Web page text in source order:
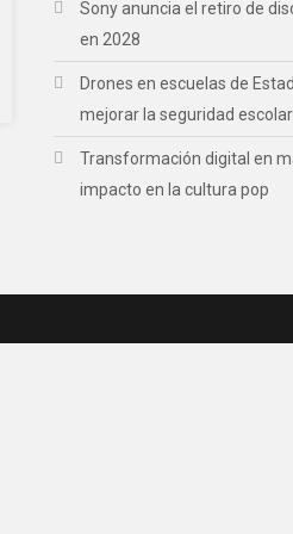
Sony anuncia el retiro de
en 2028
Drones en escuelas de
mejorar la seguridad escolar
Transformación digital en
impacto en la cultura pop